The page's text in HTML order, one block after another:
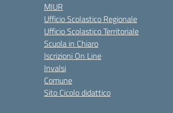
MIUR
Ufficio Scolastico Regionale
Ufficio Scolastico Territoriale
Scuola in Chiaro
Iscrizioni On Line
Invalsi
Comune
Sito Cicolo didattico